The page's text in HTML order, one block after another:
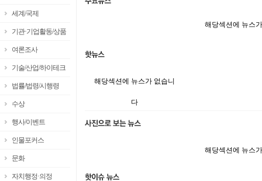
세계/국제
기관·기업활동/상품
여론조사
기술/산업/하이테크
법률/법령/시행령
수상
행사/이벤트
인물포커스
문화
자치행정·의정
해당섹션에 뉴스
해당섹션에 뉴스가 없습니
다
해당섹션에 뉴스